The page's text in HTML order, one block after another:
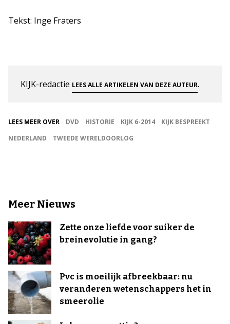
Tekst: Inge Fraters
KIJK-redactie LEES ALLE ARTIKELEN VAN DEZE AUTEUR.
LEES MEER OVER DVD HISTORIE KIJK 6-2014
KIJK BESPREEKT
NEDERLAND
TWEEDE WERELDOORLOG
Meer Nieuws
Zette onze liefde voor suiker de
breinevolutie in gang?
Pvc is moeilijk afbreekbaar: nu
veranderen wetenschappers het in
smeerolie